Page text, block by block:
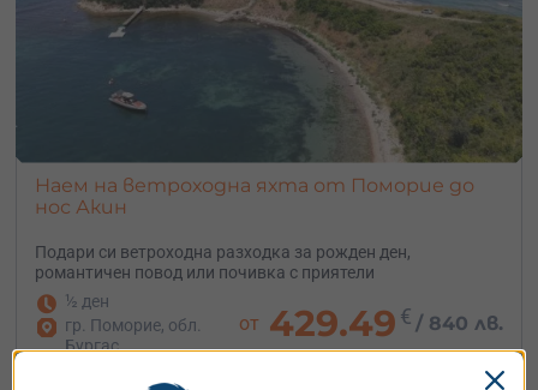
Наем на ветроходна яхта от Поморие до
нос Акин
Подари си ветроходна разходка за рожден ден,
романтичен повод или почивка с приятели
½ ден
гр. Поморие, обл.
Бургас
от 429.49 € /840 лв.